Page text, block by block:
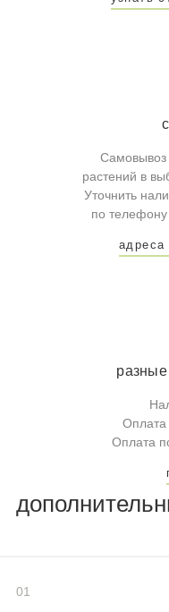
Самовывоз
растений в
Уточнить
по телефону
адреса
Оплата
Оплата
01